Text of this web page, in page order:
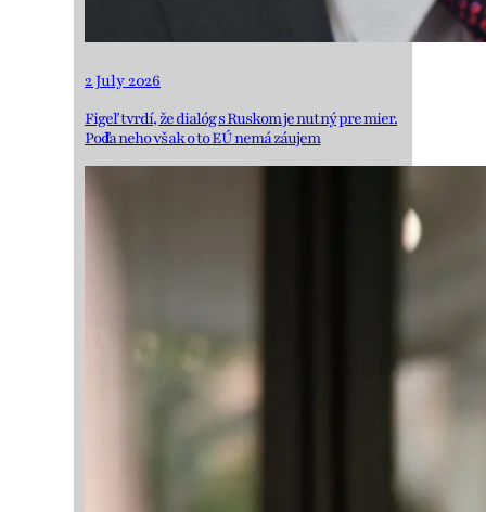
2 July 2026
Figeľ tvrdí, že dialóg s Ruskom je nutný pre mier.
Podľa neho však o to EÚ nemá záujem